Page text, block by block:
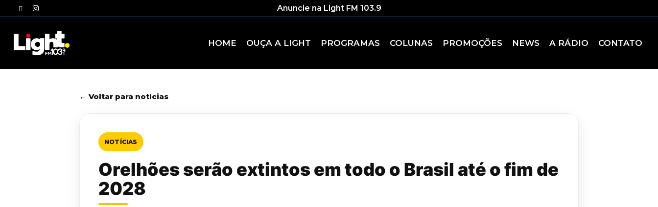
to
twitterinstagram Anuncie na Light FM 103.9
HOME OUÇA A LIGHT PROGRAMAS COLUNAS PROMOÇÕES NEWS A RÁDIO CONTATO
← Voltar para notícias
NOTÍCIAS
Orelhões serão extintos em todo o Brasil até o fim de
2028